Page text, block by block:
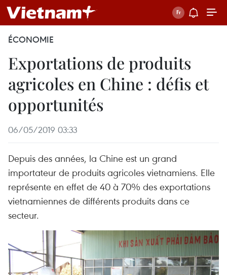
ÉCONOMIE
Exportations de produits
agricoles en Chine : défis et
opportunités
06/05/2019 03:33
Depuis des années, la Chine est un grand
importateur de produits agricoles vietnamiens. Elle
représente en effet de 40 à 70% des exportations
vietnamiennes de différents produits dans ce
secteur.